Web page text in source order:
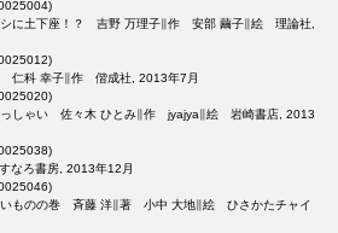
に土下座！？ 吉野 万理子∥作 安部 繭子∥絵 理論社,
仁科 幸子∥作 偕成社, 2013年7月
っしゃい 佐々木 ひとみ∥作 jyajya∥絵 岩崎書店, 2013
ろ書房, 2013年12月
ものの巻 斉藤 洋∥著 小中 大地∥絵 ひさかたチャイ